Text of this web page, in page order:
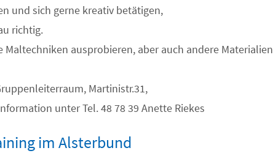
und sich gerne kreativ betätigen,
richtig.
ausprobieren, aber auch andere Materialien
Martinistr.31,
unter Tel. 48 78 39 Anette Riekes
im Alsterbund